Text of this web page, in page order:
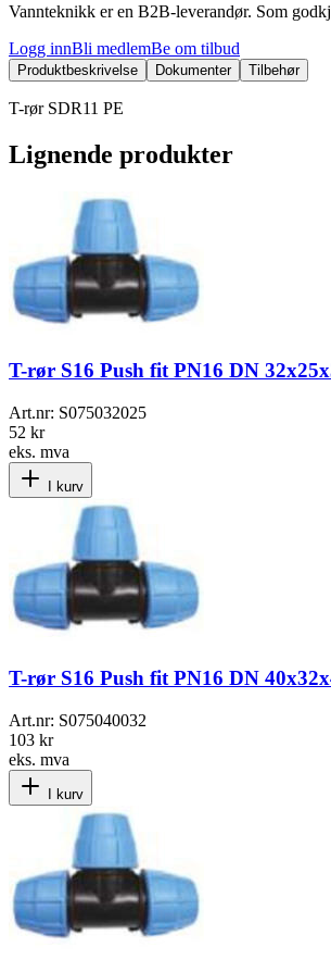
Vannteknikk er en B2B-leverandør. Som
Logg innBli medlemBe om tilbud
Produktbeskrivelse Dokumenter Tilbehør
T-rør SDR11 PE
Lignende produkter
T-rør S16 Push fit PN16 DN
Art.nr: S075032025
52 kr
eks. mva
I kurv
T-rør S16 Push fit PN16 DN
Art.nr: S075040032
103 kr
eks. mva
I kurv